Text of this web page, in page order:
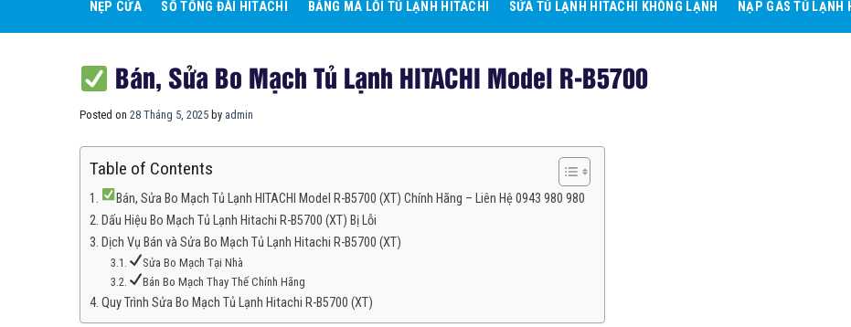
NẸP CỬA SỐ TỔNG ĐÀI HITACHI BẢNG MÃ LỖI TỦ LẠNH HITACHI SỬA TỦ LẠNH HITACHI KHÔNG LẠNH NẠP GAS TỦ LẠNH
Bán, Sửa Bo Mạch Tủ Lạnh HITACHI Model R-B5700
Posted on 28 Tháng 5, 2025 by admin
Table of Contents
Bán, Sửa Bo Mạch Tủ Lạnh HITACHI Model R-B5700 (XT) Chính Hãng – Liên Hệ 0943 980 980
Dấu Hiệu Bo Mạch Tủ Lạnh Hitachi R-B5700 (XT) Bị Lỗi
Dịch Vụ Bán và Sửa Bo Mạch Tủ Lạnh Hitachi R-B5700 (XT)
Sửa Bo Mạch Tại Nhà
Bán Bo Mạch Thay Thế Chính Hãng
Quy Trình Sửa Bo Mạch Tủ Lạnh Hitachi R-B5700 (XT)